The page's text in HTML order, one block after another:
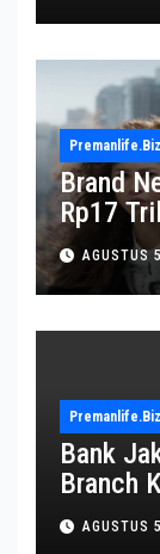
Brand
Rp17
AGUSTUS
Bank
Branch
AGUSTUS